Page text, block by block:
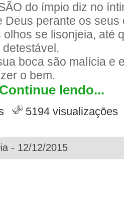
do ímpio diz no
Deus perante os seus
olhos se lisonjeia, até
boca são malícia e
o bem.
Continue lendo...
5194 visualizações
- 12/12/2015